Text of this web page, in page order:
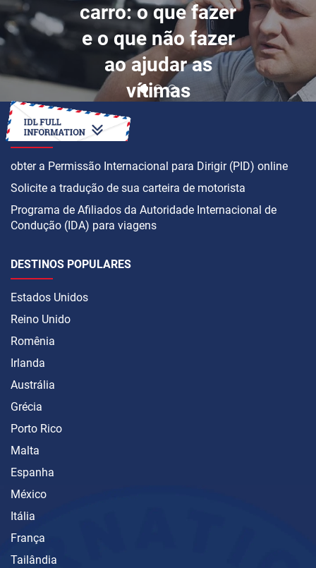
carro: o que fazer
e o que não fazer
ao ajudar as
vítimas
COMO
obter a Permissão Internacional para Dirigir (PID) online
Solicite a tradução de sua carteira de motorista
Programa de Afiliados da Autoridade Internacional de
Condução (IDA) para viagens
DESTINOS POPULARES
Estados Unidos
Reino Unido
Romênia
Irlanda
Austrália
Grécia
Porto Rico
Malta
Espanha
México
Itália
França
Tailândia